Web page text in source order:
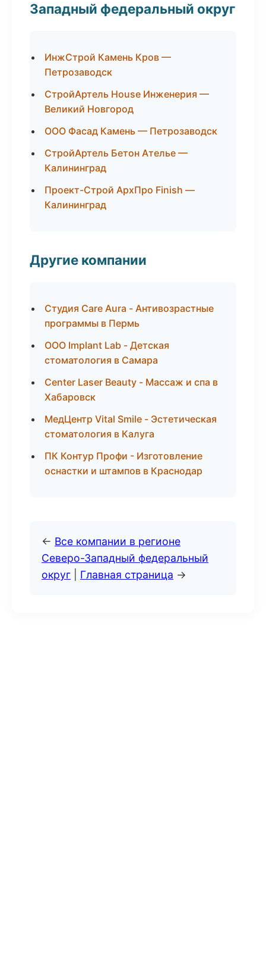
Западный федеральный округ
ИнжСтрой Камень Кров —
Петрозаводск
СтройАртель House Инженерия —
Великий Новгород
ООО Фасад Камень — Петрозаводск
СтройАртель Бетон Ателье —
Калининград
Проект-Строй АрхПро Finish —
Калининград
Другие компании
Студия Care Aura - Антивозрастные
программы в Пермь
ООО Implant Lab - Детская
стоматология в Самара
Center Laser Beauty - Массаж и спа в
Хабаровск
МедЦентр Vital Smile - Эстетическая
стоматология в Калуга
ПК Контур Профи - Изготовление
оснастки и штампов в Краснодар
← Все компании в регионе
Северо-Западный федеральный
округ
Главная страница →